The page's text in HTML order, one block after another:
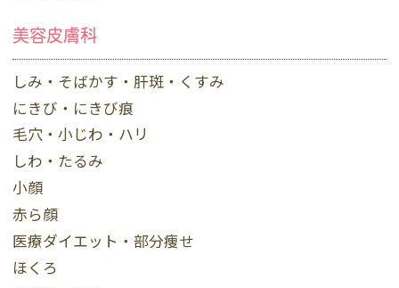
美容皮膚科
しみ・そばかす・肝斑・くすみ
にきび・にきび痕
毛穴・小じわ・ハリ
しわ・たるみ
小顔
赤ら顔
医療ダイエット・部分痩せ
ほくろ